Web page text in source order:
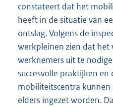
constateert dat het
heeft in de situatie van
ontslag. Volgens de
werkpleinen zien dat het
werknemers uit te
succesvolle praktijken en
mobiliteitscentra
elders ingezet worden.